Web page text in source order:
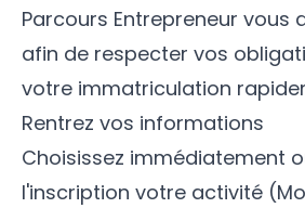
Parcours Entrepreneur vous
afin de respecter vos
votre immatriculation
Rentrez vos informations
Choisissez immédiatement
l'inscription votre activité